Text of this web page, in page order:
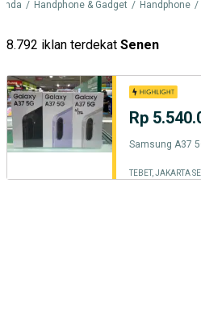
/ Handphone & Gadget / Handphone /
8.792 iklan terdekat Senen
Rp
TEBET, JAKARTA